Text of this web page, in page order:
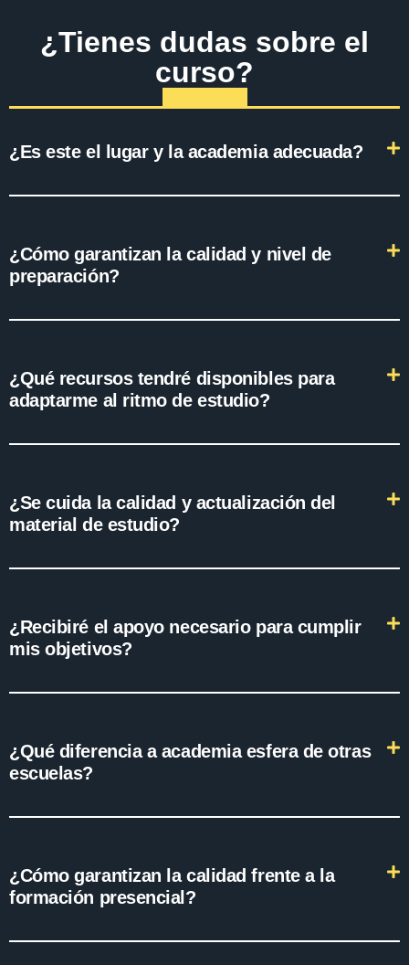
¿Tienes dudas sobre el
curso?
¿Es este el lugar y la academia adecuada?
¿Cómo garantizan la calidad y nivel de
preparación?
¿Qué recursos tendré disponibles para
adaptarme al ritmo de estudio?
¿Se cuida la calidad y actualización del
material de estudio?
¿Recibiré el apoyo necesario para cumplir
mis objetivos?
¿Qué diferencia a academia esfera de otras
escuelas?
¿Cómo garantizan la calidad frente a la
formación presencial?